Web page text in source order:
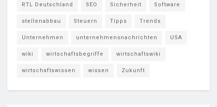
RTL Deutschland SEO Sicherheit Software
stellenabbau Steuern Tipps Trends
Unternehmen unternehmensnachrichten USA
wiki wirtschaftsbegriffe wirtschaftswiki
wirtschaftswissen wissen Zukunft